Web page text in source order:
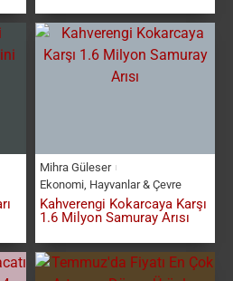
Mihra Güleser
Ekonomi, Hayvanlar & Çevre
Kahverengi Kokarcaya Karşı
1.6 Milyon Samuray Arısı